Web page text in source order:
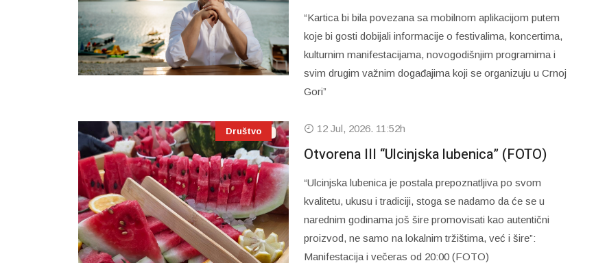
“Kartica bi bila povezana sa mobilnom aplikacijom putem
koje bi gosti dobijali informacije o festivalima, koncertima,
kulturnim manifestacijama, novogodišnjim programima i
svim drugim važnim događajima koji se organizuju u Crnoj
Gori”
Društvo 12 Jul, 2026. 11:52h
Otvorena III “Ulcinjska lubenica” (FOTO)
“Ulcinjska lubenica je postala prepoznatljiva po svom
kvalitetu, ukusu i tradiciji, stoga se nadamo da će se u
narednim godinama još šire promovisati kao autentični
proizvod, ne samo na lokalnim tržištima, već i šire”:
Manifestacija i večeras od 20:00 (FOTO)